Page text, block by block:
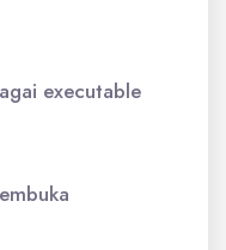
executable